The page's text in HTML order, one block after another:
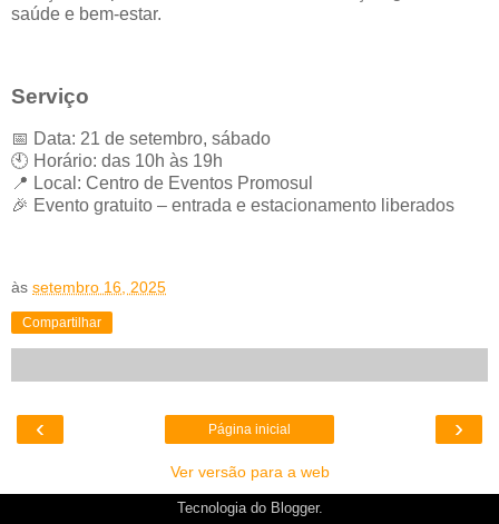
saúde e bem-estar.
Serviço
📅 Data: 21 de setembro, sábado
🕙 Horário: das 10h às 19h
📍 Local: Centro de Eventos Promosul
🎉 Evento gratuito – entrada e estacionamento liberados
às setembro 16, 2025
Compartilhar
‹ ›
Página inicial
Ver versão para a web
Tecnologia do Blogger.